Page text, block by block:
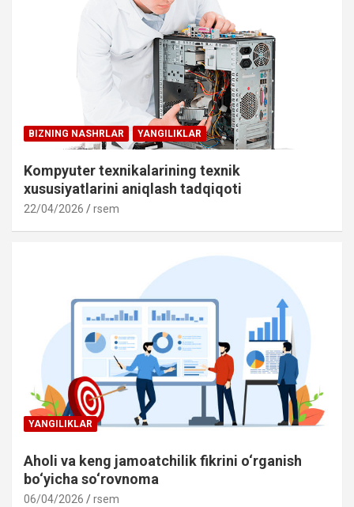
BIZNING NASHRLAR YANGILIKLAR
Kompyuter texnikalarining texnik
xususiyatlarini aniqlash tadqiqoti
22/04/2026 rsem
YANGILIKLAR
Aholi va keng jamoatchilik fikrini o‘rganish
bo‘yicha so‘rovnoma
06/04/2026 rsem